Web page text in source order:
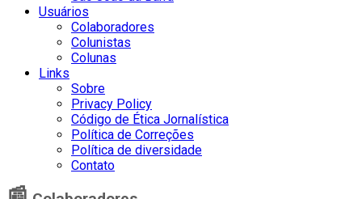
Usuários
Colaboradores
Colunistas
Colunas
Links
Sobre
Privacy Policy
Código de Ética Jornalística
Política de Correções
Política de diversidade
Contato